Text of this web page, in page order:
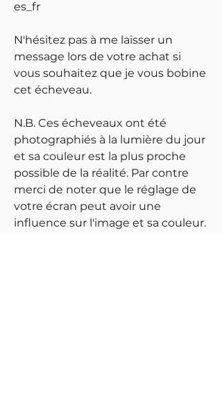
es_fr
N'hésitez pas à me laisser un
message lors de votre achat si
vous souhaitez que je vous bobine
cet écheveau.
N.B. Ces écheveaux ont été
photographiés à la lumière du jour
et sa couleur est la plus proche
possible de la réalité. Par contre
merci de noter que le réglage de
votre écran peut avoir une
influence sur l'image et sa couleur.